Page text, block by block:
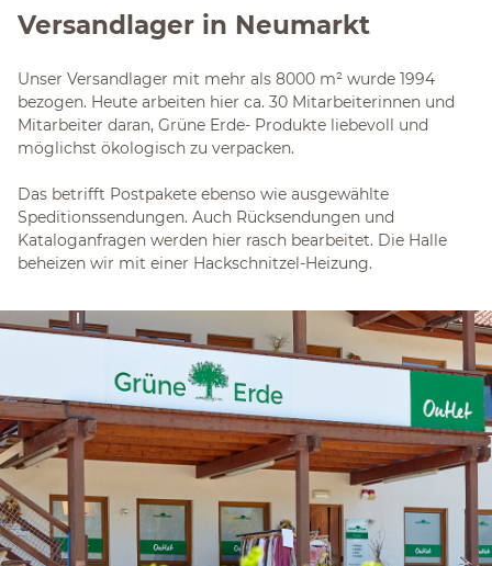
Versandlager in Neumarkt
Unser Versandlager mit mehr als 8000 m² wurde 1994
bezogen. Heute arbeiten hier ca. 30 Mitarbeiterinnen und
Mitarbeiter daran, Grüne Erde- Produkte liebevoll und
möglichst ökologisch zu verpacken.
Das betrifft Postpakete ebenso wie ausgewählte
Speditionssendungen. Auch Rücksendungen und
Kataloganfragen werden hier rasch bearbeitet. Die Halle
beheizen wir mit einer Hackschnitzel-Heizung.